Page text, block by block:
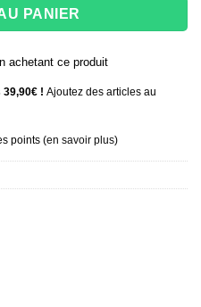
PANIER
achetant ce produit
! Ajoutez des articles au
points (en savoir plus)